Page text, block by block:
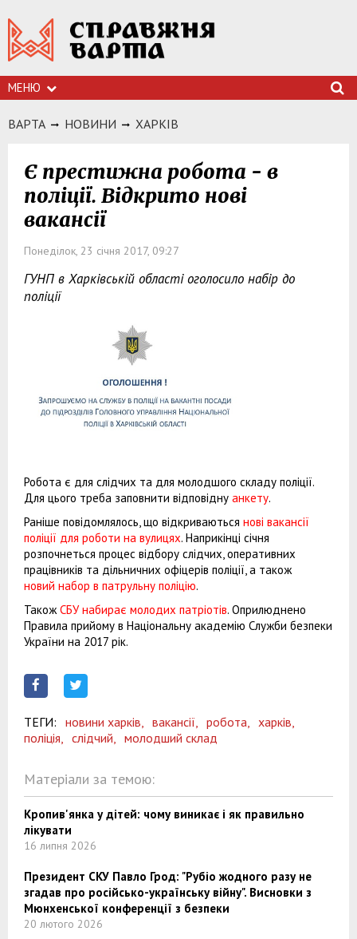
МЕНЮ
ВАРТА НОВИНИ ХАРКIВ
Є престижна робота - в
поліції. Відкрито нові
вакансії
Понеділок, 23 січня 2017, 09:27
ГУНП в Харківській області оголосило набір до
поліції
Робота є для слідчих та для молодшого складу поліції.
Для цього треба заповнити відповідну анкету.
Раніше повідомлялось, що відкриваються нові вакансії
поліції для роботи на вулицях. Наприкінці січня
розпочнеться процес відбору слідчих, оперативних
працівників та дільничних офіцерів поліції, а також
новий набор в патрульну поліцію.
Також СБУ набирає молодих патріотів. Оприлюднено
Правила прийому в Національну академію Служби безпеки
України на 2017 рік.
ТЕГИ: новини харків, вакансії, робота,
харків,
поліція,
слідчий, молодший склад
Матеріали за темою:
Кропив'янка у дітей: чому виникає і як правильно
лікувати
16 липня 2026
Президент СКУ Павло Грод: "Рубіо жодного разу не
згадав про російсько-українську війну". Висновки з
Мюнхенської конференції з безпеки
20 лютого 2026